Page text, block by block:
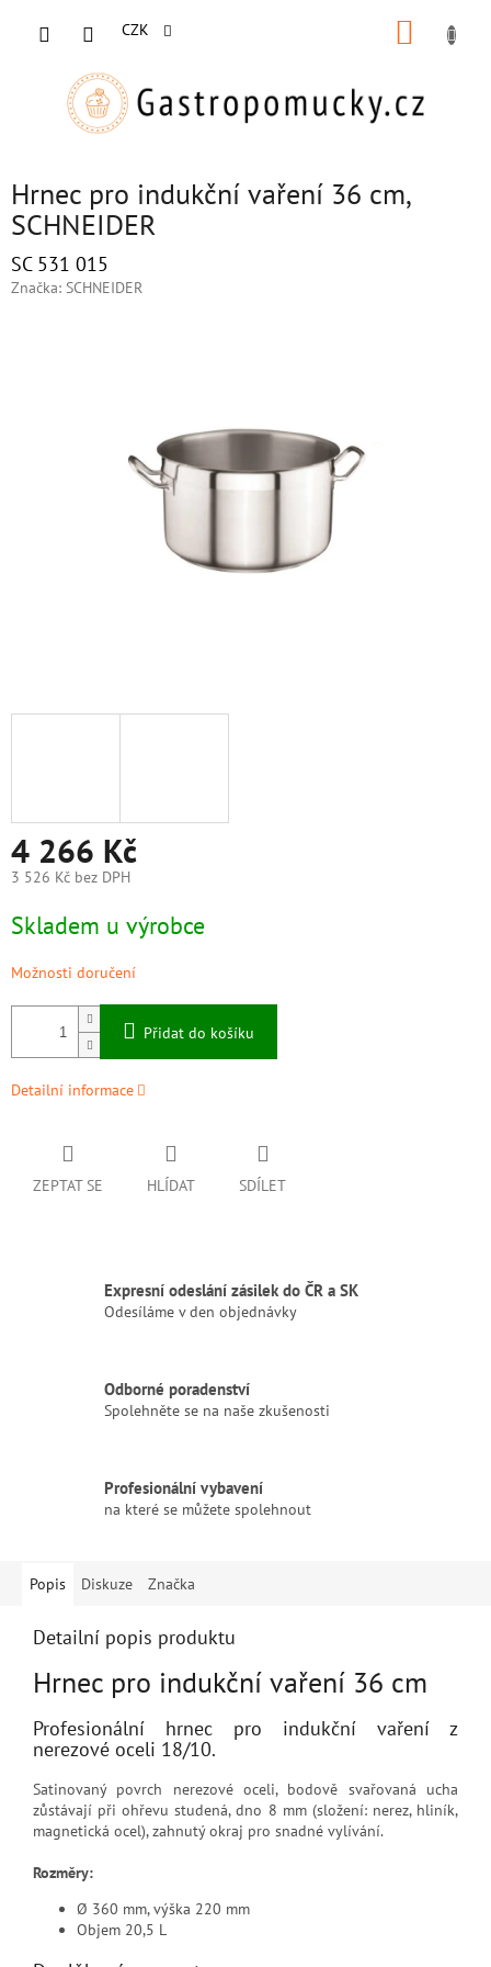
CZK
Hrnec pro indukční vaření 36 cm,
SCHNEIDER
SC 531 015
Značka: SCHNEIDER
4 266 Kč
3 526 Kč bez DPH
cena:
Skladem u výrobce
Možnosti doručení
Přidat do košíku
Detailní informace
ZEPTAT SE HLÍDAT SDÍLET
Expresní odeslání zásilek do ČR a SK
Odesíláme v den objednávky
Odborné poradenství
Spolehněte se na naše zkušenosti
Profesionální vybavení
na které se můžete spolehnout
Popis Diskuze Značka
Detailní popis produktu
Hrnec pro indukční vaření 36 cm
Profesionální hrnec pro indukční vaření z
nerezové oceli 18/10.
Satinovaný povrch nerezové oceli, bodově svařovaná ucha
zůstávají při ohřevu studená, dno 8 mm (složení: nerez, hliník,
magnetická ocel), zahnutý okraj pro snadné vylívání.
Rozměry:
Ø 360 mm, výška 220 mm
Objem 20,5 L